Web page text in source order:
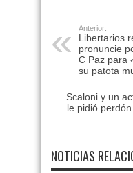
Anterior:
Libertarios
pronuncie
C Paz para
su patota
Scaloni y un
le pidió
NOTICIAS